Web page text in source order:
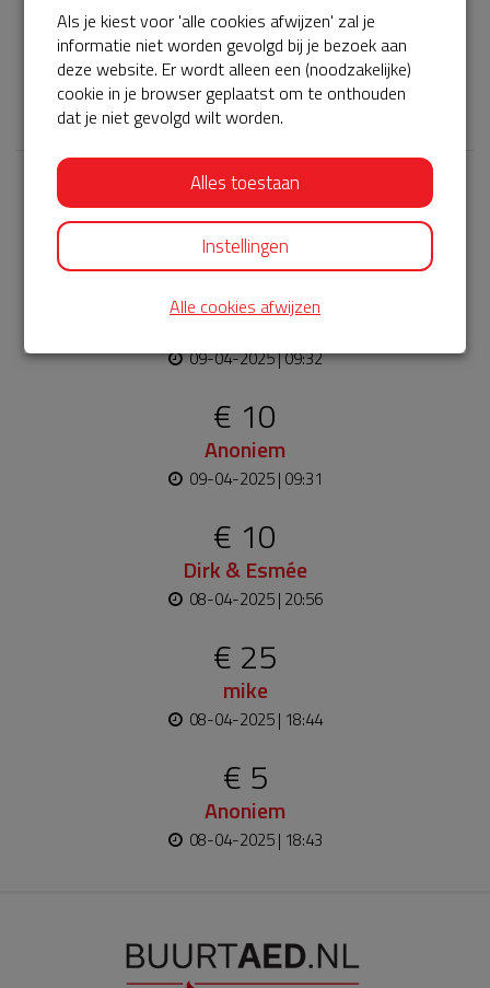
AED hangt! Hiermee is de AED kast beter beschermt en
blijft hij langer netjes.
𝕏
Laatste donaties
Bekijk alle
€ 20
09-04-2025 | 09:32
€ 10
Anoniem
09-04-2025 | 09:31
€ 10
Dirk & Esmée
08-04-2025 | 20:56
€ 25
mike
08-04-2025 | 18:44
€ 5
Anoniem
08-04-2025 | 18:43
Als je kiest voor 'alle cookies afwijzen' zal je
informatie niet worden gevolgd bij je bezoek aan
deze website. Er wordt alleen een (noodzakelijke)
cookie in je browser geplaatst om te onthouden
dat je niet gevolgd wilt worden.
Alles toestaan
Instellingen
Alle cookies afwijzen